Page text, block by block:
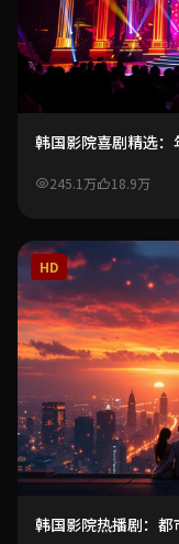
韩国影院喜剧精选
245.1万 18.9万
HD
韩国影院热播剧：